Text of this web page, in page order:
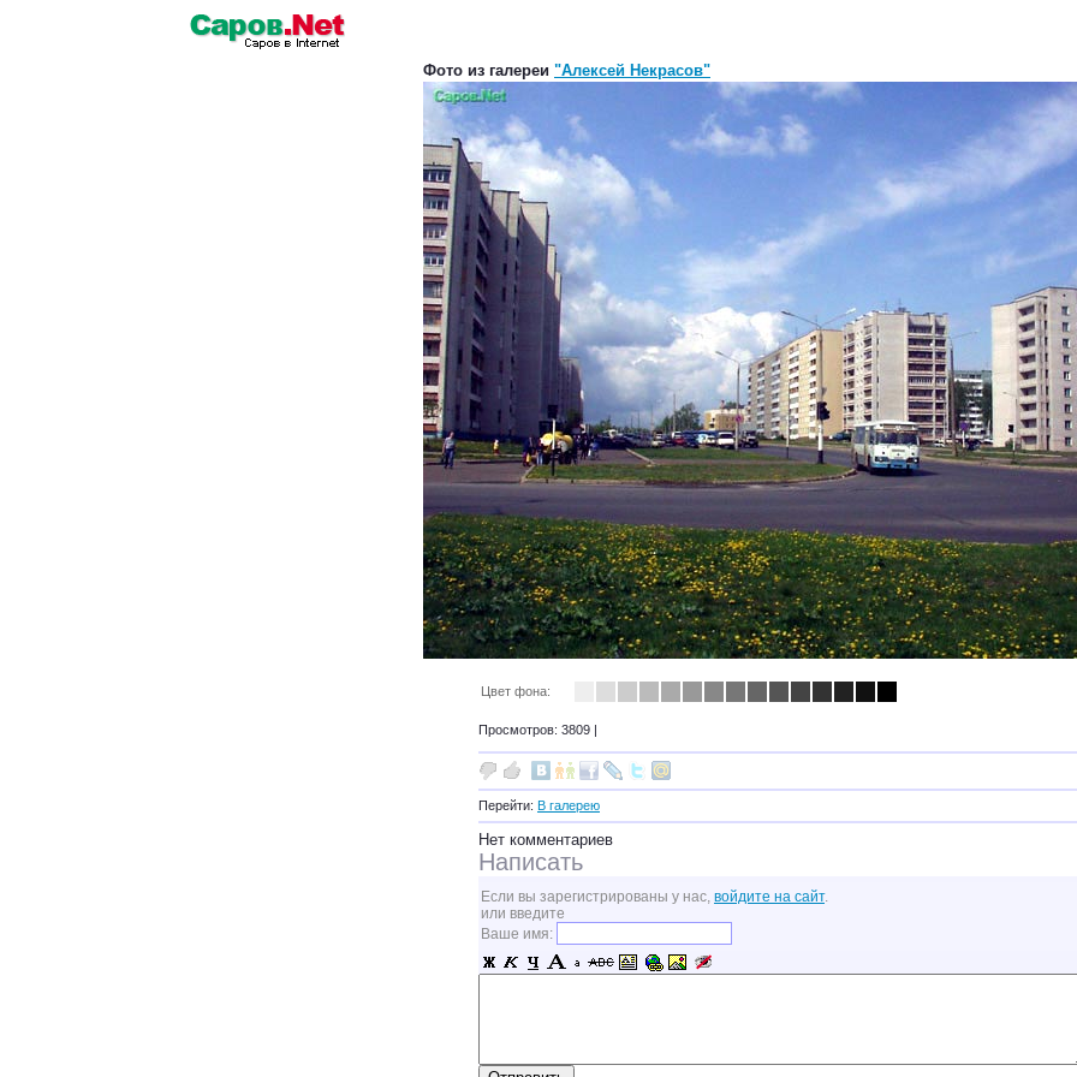
Фото из галереи "Алексей Некрасов"
Цвет фона:
Просмотров: 3809 |
Перейти: В галерею
Нет комментариев
Написать
Если вы зарегистрированы у нас, войдите на сайт.
или введите
Ваше имя: